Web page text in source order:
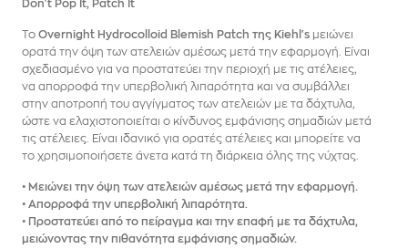
Don't Pop It, Patch It
Το Overnight Hydrocolloid Blemish Patch της Kiehl's μειώνει
ορατά την όψη των ατελειών αμέσως μετά την εφαρμογή. Είναι
σχεδιασμένο για να προστατεύει την περιοχή με τις ατέλειες,
να απορροφά την υπερβολική λιπαρότητα και να συμβάλλει
στην αποτροπή του αγγίγματος των ατελειών με τα δάχτυλα,
ώστε να ελαχιστοποιείται ο κίνδυνος εμφάνισης σημαδιών μετά
τις ατέλειες. Είναι ιδανικό για ορατές ατέλειες και μπορείτε να
το χρησιμοποιήσετε άνετα κατά τη διάρκεια όλης της νύχτας.
• Μειώνει την όψη των ατελειών αμέσως μετά την εφαρμογή.
• Απορροφά την υπερβολική λιπαρότητα.
• Προστατεύει από το πείραγμα και την επαφή με τα δάχτυλα,
μειώνοντας την πιθανότητα εμφάνισης σημαδιών.